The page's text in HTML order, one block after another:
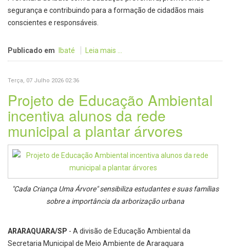
segurança e contribuindo para a formação de cidadãos mais
conscientes e responsáveis.
Publicado em Ibaté Leia mais ...
Terça, 07 Julho 2026 02:36
Projeto de Educação Ambiental
incentiva alunos da rede
municipal a plantar árvores
"Cada Criança Uma Árvore" sensibiliza estudantes e suas famílias
sobre a importância da arborização urbana
ARARAQUARA/SP - A divisão de Educação Ambiental da
Secretaria Municipal de Meio Ambiente de Araraquara